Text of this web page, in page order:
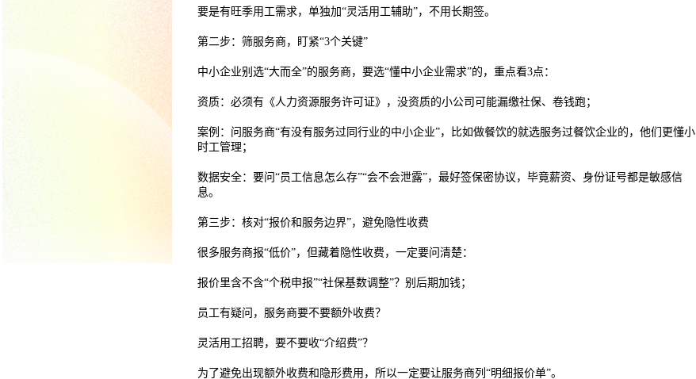
要是有旺季用工需求，单独加“灵活用工辅助”，不用长期签。
第二步：筛服务商，盯紧“3个关键”
中小企业别选“大而全”的服务商，要选“懂中小企业需求”的，重点看3点：
资质：必须有《人力资源服务许可证》，没资质的小公司可能漏缴社保、卷钱跑；
案例：问服务商“有没有服务过同行业的中小企业”，比如做餐饮的就选服务过餐饮企业的，他们更懂小
时工管理；
数据安全：要问“员工信息怎么存”“会不会泄露”，最好签保密协议，毕竟薪资、身份证号都是敏感信
息。
第三步：核对“报价和服务边界”，避免隐性收费
很多服务商报“低价”，但藏着隐性收费，一定要问清楚：
报价里含不含“个税申报”“社保基数调整”？别后期加钱；
员工有疑问，服务商要不要额外收费？
灵活用工招聘，要不要收“介绍费”？
为了避免出现额外收费和隐形费用，所以一定要让服务商列“明细报价单”。